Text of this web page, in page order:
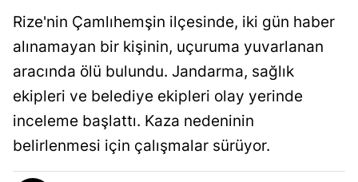
Rize'nin Çamlıhemşin ilçesinde, iki gün haber
alınamayan bir kişinin, uçuruma yuvarlanan
aracında ölü bulundu. Jandarma, sağlık
ekipleri ve belediye ekipleri olay yerinde
inceleme başlattı. Kaza nedeninin
belirlenmesi için çalışmalar sürüyor.